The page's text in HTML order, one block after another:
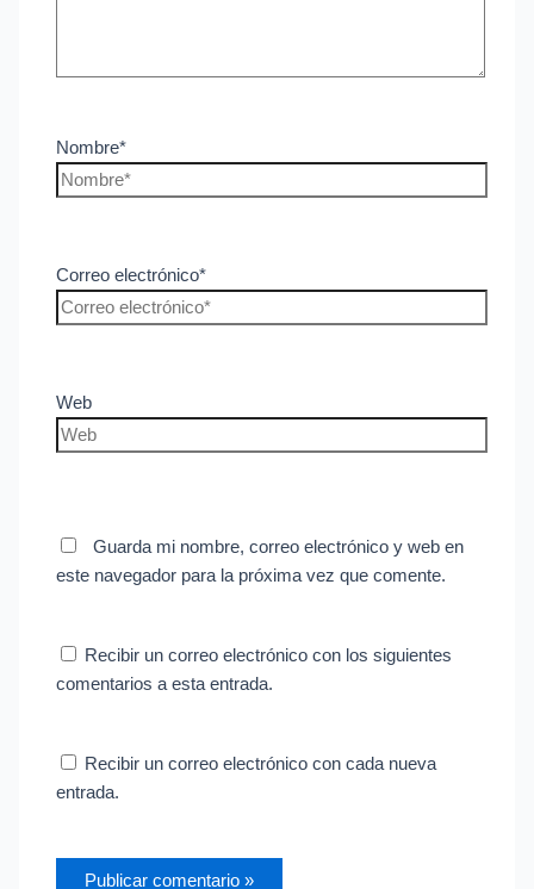
Nombre*
Correo electrónico*
Web
Guarda mi nombre, correo electrónico y web en
este navegador para la próxima vez que comente.
Recibir un correo electrónico con los siguientes
comentarios a esta entrada.
Recibir un correo electrónico con cada nueva
entrada.